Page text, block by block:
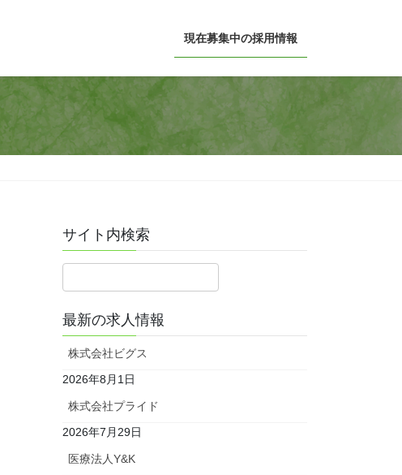
現在募集中の採用情報
サイト内検索
最新の求人情報
株式会社ビグス
2026年8月1日
株式会社プライド
2026年7月29日
医療法人Y&K